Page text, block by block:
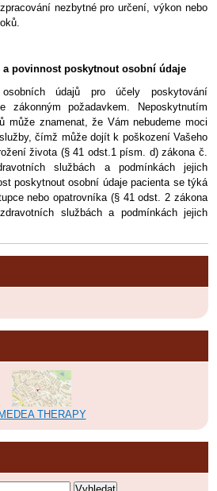
nezbytné pro určení, výkon nebo
a povinnost poskytnout osobní údaje
údajů pro účely poskytování
zákonným požadavkem. Neposkytnutím
může znamenat, že Vám nebudeme moci
čímž může dojít k poškození Vašeho
života (§ 41 odst.1 písm. d) zákona č.
službách a podmínkách jejich
poskytnout osobní údaje pacienta se týká
nebo opatrovníka (§ 41 odst. 2 zákona
službách a podmínkách jejich
MEDEA THERAPY